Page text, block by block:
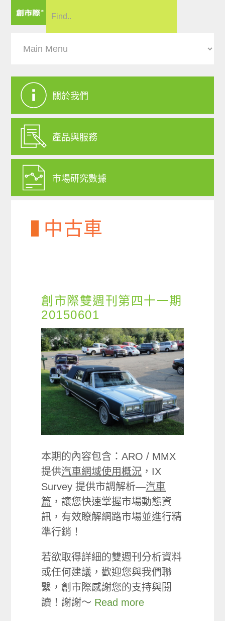
關於我們
產品與服務
市場研究數據
中古車
創市際雙週刊第四十一期
20150601
本期的內容包含：ARO / MMX
提供汽車網域使用概況 ，IX
Survey 提供市調解析—汽車
篇 ，讓您快速掌握市場動態資
訊，有效瞭解網路市場並進行精
準行銷！
若欲取得詳細的雙週刊分析資料
或任何建議，歡迎您與我們聯
繫，創市際感謝您的支持與閱
讀！謝謝～ Read more